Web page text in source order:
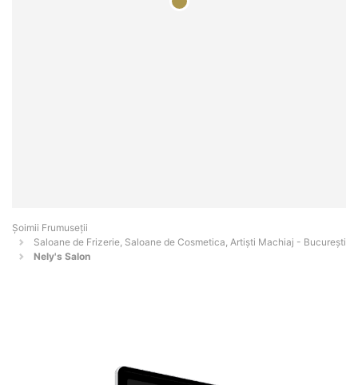
Șoimii Frumuseții
Saloane de Frizerie, Saloane de Cosmetica, Artiști Machiaj - Bucureşti
Nely's Salon